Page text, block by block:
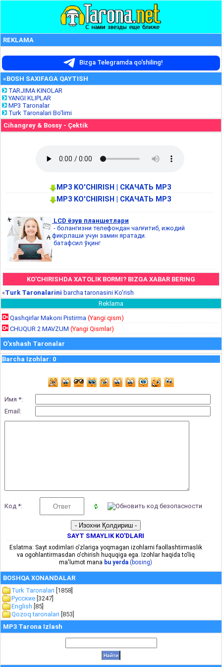
REKLAMA
Bizga Telegramda qo'shiling!
«BOSH SAXIFAGA QAYTISH
TARJIMA KINOLAR
YANGI KLIPLAR
MP3 Taronalar
Turk Taronalari Bo'limi
Cihangrey & Bossy - Çektik
MP3 KO'CHIRISH | СКАЧАТЬ MP3
MP3 KO'CHIRISH | СКАЧАТЬ MP3
LCD ёзув планшетлари
- болангизни телефондан чалғитиб, ижодий
фикрлаши учун замин яратади.
батафсил ўқинг
KO'CHIRISHDA XATOLIK BORMI? BIZGA XABAR BERING
«Turk Taronalarini barcha taronasini Ko'rish
Reklama
Qashqirlar Makoni Pistirma (Yangi qism)
CHUQUR 2 MAVZUM (Yangi Qismlar)
O'xshash Taronalar
Barcha Izohlar: 0
Имя *:
Email:
Код *:
SAYT SMAYLIK KO'DLARI
Eslatma: Sayt xodimlari o'zlariga yoqmagan izohlarni faollashtirmaslik
va ogohlantirmasdan o'chirish huquqiga ega. Izohlar haqida to'liq
ma'lumot mana bu yerda (bosing)
BOSHQA XONANDALAR
Turk Taronalari [1858]
Русские [3247]
English [85]
Qozoq taronalari [853]
MP3 Tarona Izlash